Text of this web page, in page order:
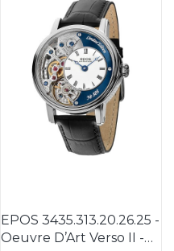
EPOS 3435.313.20.26.25 -
Oeuvre D’Art Verso II -